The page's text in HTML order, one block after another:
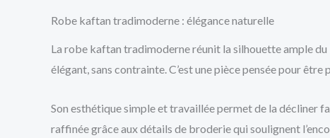
Robe kaftan tradimoderne : élégance naturelle
La robe kaftan tradimoderne réunit la silhouette ample
élégant, sans contrainte. C’est une pièce pensée pour
Son esthétique simple et travaillée permet de la décliner
raffinée grâce aux détails de broderie qui soulignent